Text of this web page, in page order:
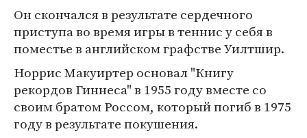
Он скончался в результате сердечного
приступа во время игры в теннис у себя в
поместье в английском графстве Уилтшир.
Норрис Макуиртер основал "Книгу
рекордов Гиннеса" в 1955 году вместе со
своим братом Россом, который погиб в 1975
году в результате покушения.